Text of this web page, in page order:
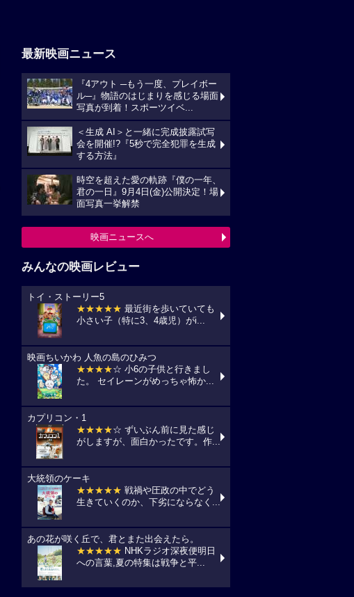
最新映画ニュース
『4アウト ─もう一度、プレイボー
ル─』物語のはじまりを感じる場面
写真が到着！スポーツイベ...
＜生成 AI＞と一緒に完成披露試写
会を開催!?『5秒で完全犯罪を生成
する方法』
時空を超えた愛の軌跡『僕の一年、
君の一日』9月4日(金)公開決定！場
面写真一挙解禁
映画ニュースへ
みんなの映画レビュー
トイ・ストーリー5
★★★★★ 最近街を歩いていても
小さい子（特に3、4歳児）がi...
映画ちいかわ 人魚の島のひみつ
★★★★☆ 小6の子供と行きまし
た。 セイレーンがめっちゃ怖か...
カプリコン・1
★★★★☆ ずいぶん前に見た感じ
がしますが、面白かったです。作...
大統領のケーキ
★★★★★ 戦禍や圧政の中でどう
生きていくのか、下劣にならなく...
あの花が咲く丘で、君とまた出会えたら。
★★★★★ NHKラジオ深夜便明日
への言葉,夏の特集は戦争と平...